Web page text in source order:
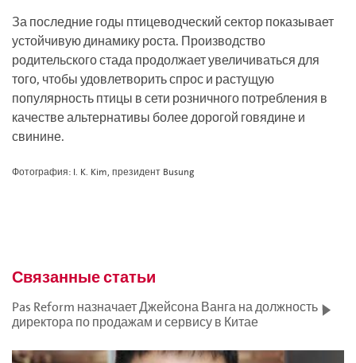
За последние годы птицеводческий сектор показывает
устойчивую динамику роста. Производство
родительского стада продолжает увеличиваться для
того, чтобы удовлетворить спрос и растущую
популярность птицы в сети розничного потребления в
качестве альтернативы более дорогой говядине и
свинине.
Фотография: I. K. Kim, президент Busung
Связанные статьи
Pas Reform назначает Джейсона Ванга на должность
директора по продажам и сервису в Китае